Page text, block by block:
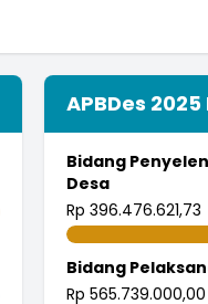
APBDes
Bidang
Desa
Rp 396.476.621,73
Bidang
Rp 565.739.000,00